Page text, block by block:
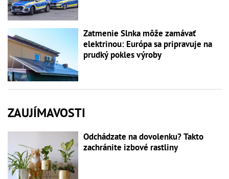
Zatmenie Slnka môže zamávať
elektrinou: Európa sa pripravuje na
prudký pokles výroby
ZAUJÍMAVOSTI
Odchádzate na dovolenku? Takto
zachránite izbové rastliny